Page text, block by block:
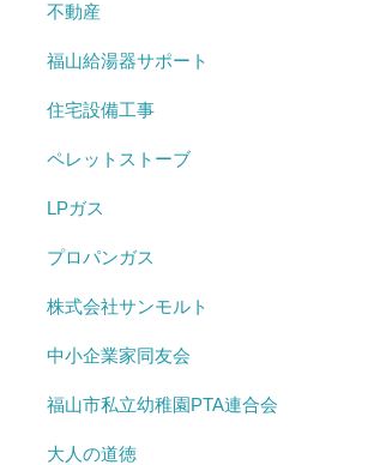
不動産
福山給湯器サポート
住宅設備工事
ペレットストーブ
LPガス
プロパンガス
株式会社サンモルト
中小企業家同友会
福山市私立幼稚園PTA連合会
大人の道徳